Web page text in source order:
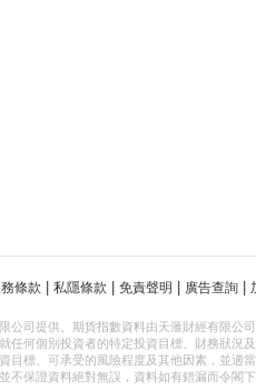
條款 私隱條款 免責聲明 廣告查詢
公司提供。期貨指數資料由天滙財經有限公
任何個別投資者的特定投資目標、財務狀況
目標、可承受的風險程度及其他因素，並適
不保證資料絕對無誤，資料如有錯漏而令閣